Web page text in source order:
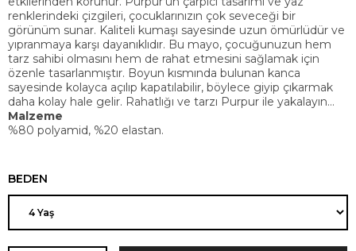
renklerindeki çizgileri, çocuklarınızın çok seveceği bir
görünüm sunar. Kaliteli kumaşı sayesinde uzun ömürlüdür ve
yıpranmaya karşı dayanıklıdır. Bu mayo, çocuğunuzun hem
tarz sahibi olmasını hem de rahat etmesini sağlamak için
özenle tasarlanmıştır. Boyun kısmında bulunan kanca
sayesinde kolayca açılıp kapatılabilir, böylece giyip çıkarmak
daha kolay hale gelir. Rahatlığı ve tarzı Purpur ile yakalayın…
Malzeme
%80 polyamid, %20 elastan.
BEDEN